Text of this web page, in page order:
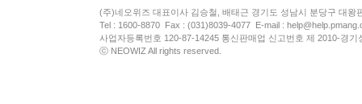
(주)네오위즈 대표이사 김승철, 배태근 경기도 성남시 분당구 대왕
Tel : 1600-8870 Fax : (031)8039-4077 E-mail :
사업자등록번호 120-87-14245 통신판매업 신고번호 제 2010-경
ⓒ NEOWIZ All rights reserved.